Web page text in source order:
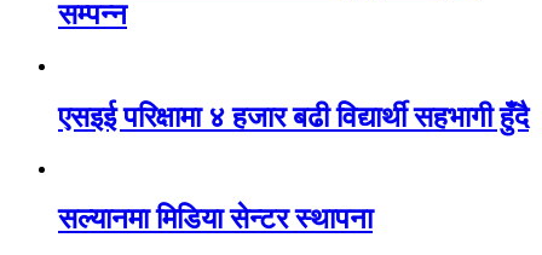
सम्पन्न
एसइई परिक्षामा ४ हजार बढी विद्यार्थी सहभागी हुँदै
सल्यानमा मिडिया सेन्टर स्थापना